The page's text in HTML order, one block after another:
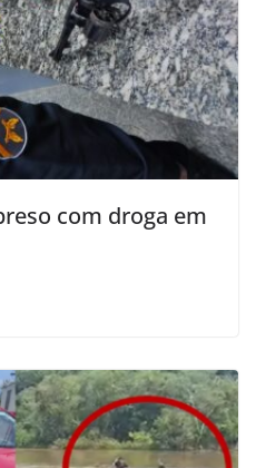
com droga em